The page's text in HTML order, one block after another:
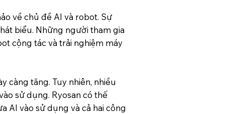
về chủ đề AI và robot. Sự
biểu. Những người tham gia
cộng tác và trải nghiệm máy
càng tăng. Tuy nhiên, nhiều
sử dụng. Ryosan có thế
AI vào sử dụng và cả hai công